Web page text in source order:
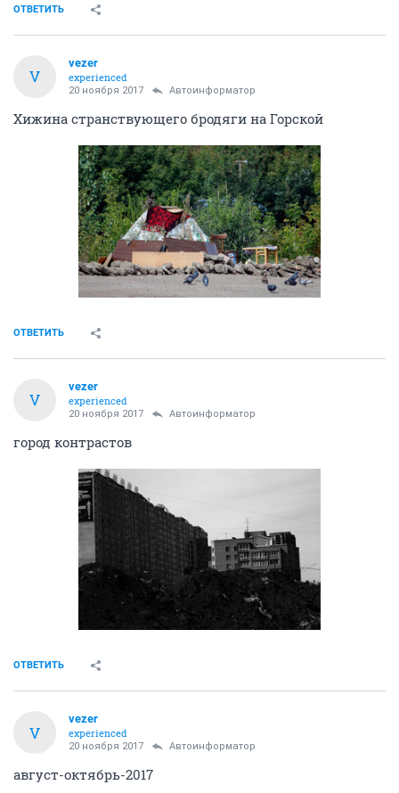
ОТВЕТИТЬ
V
vezer
experienced
20 ноября 2017 Автоинформатор
Хижина странствующего бродяги на Горской
ОТВЕТИТЬ
V
vezer
experienced
20 ноября 2017 Автоинформатор
город контрастов
ОТВЕТИТЬ
V
vezer
experienced
20 ноября 2017 Автоинформатор
август-октябрь-2017